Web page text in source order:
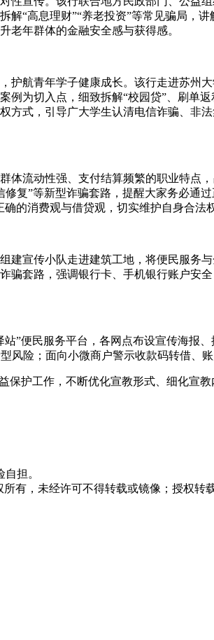
“高息理财”“养老投资”等常见骗局，
老年群体的金融安全感与获得感。
航青年学子健康成长。该行走进苏州
为切入点，细致拆解“校园贷”、刷单
式，引导广大学生认清电信诈骗、非
流动性强、支付结算频繁的职业特点
复”等新型诈骗套路，提醒大家务必通
的消费观与借贷观，切实维护自身合法
宣传小队走进建筑工地，将便民服务
套路，强调银行卡、手机银行账户安
”便民服务平台，各网点布设宣传海报
险；面向小微商户警示收款码转借、
护工作，不断优化宣教形式、细化宣
担。
有，未经许可不得转载或镜像；授权转